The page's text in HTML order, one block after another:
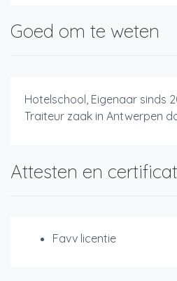
Goed om te weten
Hotelschool, Eigenaar sinds
Traiteur zaak in Antwerpen
Attesten en
Favv licentie